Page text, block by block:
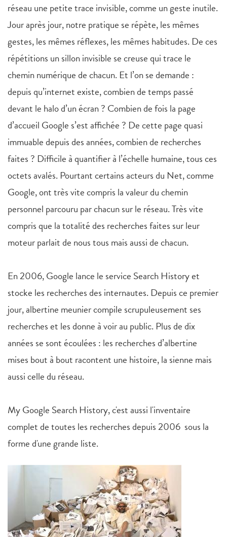
réseau une petite trace invisible, comme un geste inutile.
Jour après jour, notre pratique se répète, les mêmes
gestes, les mêmes réflexes, les mêmes habitudes. De ces
répétitions un sillon invisible se creuse qui trace le
chemin numérique de chacun. Et l’on se demande :
depuis qu’internet existe, combien de temps passé
devant le halo d’un écran ? Combien de fois la page
d’accueil Google s’est affichée ? De cette page quasi
immuable depuis des années, combien de recherches
faites ? Difficile à quantifier à l’échelle humaine, tous ces
octets avalés. Pourtant certains acteurs du Net, comme
Google, ont très vite compris la valeur du chemin
personnel parcouru par chacun sur le réseau. Très vite
compris que la totalité des recherches faites sur leur
moteur parlait de nous tous mais aussi de chacun.
En 2006, Google lance le service Search History et
stocke les recherches des internautes. Depuis ce premier
jour, albertine meunier compile scrupuleusement ses
recherches et les donne à voir au public. Plus de dix
années se sont écoulées : les recherches d’albertine
mises bout à bout racontent une histoire, la sienne mais
aussi celle du réseau.
My Google Search History, c'est aussi l'inventaire
complet de toutes les recherches depuis 2006 sous la
forme d'une grande liste.